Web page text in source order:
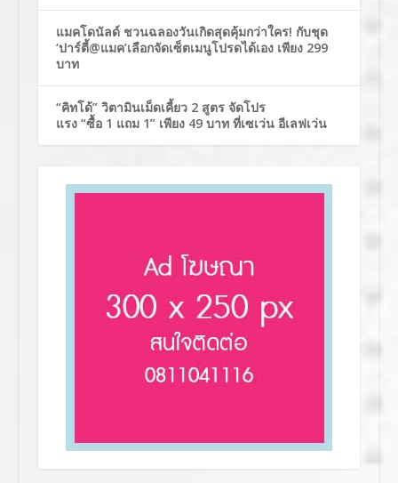
แมคโดนัลด์ ชวนฉลองวันเกิดสุดคุ้มกว่าใคร! กับชุด
‘ปาร์ตี้@แมค’เลือกจัดเซ็ตเมนูโปรดได้เอง เพียง 299
บาท
“คิทโด้” วิตามินเม็ดเคี้ยว 2 สูตร จัดโปร
แรง “ซื้อ 1 แถม 1” เพียง 49 บาท ที่เซเว่น อีเลฟเว่น